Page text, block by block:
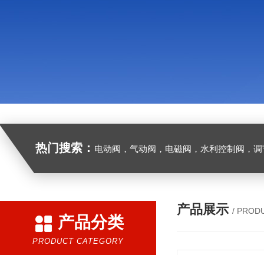
热门搜索： 电动阀，气动阀，电磁阀，水利控制阀，调节
产品分类
PRODUCT CATEGORY
产品展示 /